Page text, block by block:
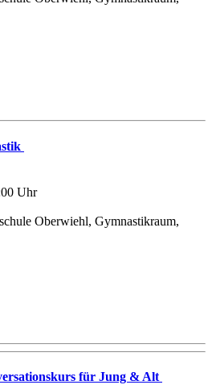
Uhr
Oberwiehl, Gymnastikraum,
für Jung & Alt